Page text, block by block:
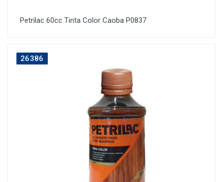
Petrilac 60cc Tinta Color Caoba P0837
26386